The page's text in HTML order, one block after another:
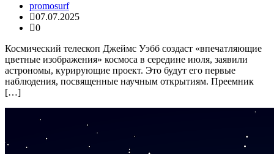
promosurf
07.07.2025
0
Космический телескоп Джеймс Уэбб создаст «впечатляющие
цветные изображения» космоса в середине июля, заявили
астрономы, курирующие проект. Это будут его первые
наблюдения, посвященные научным открытиям. Преемник
[…]